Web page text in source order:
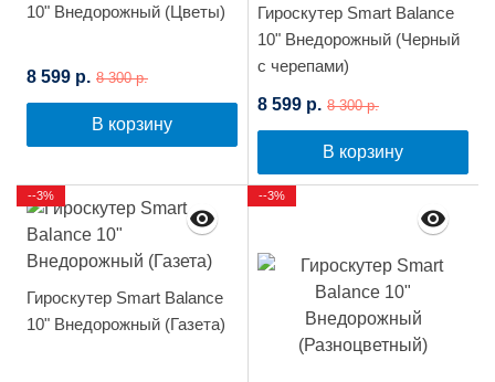
10" Внедорожный (Цветы)
8 599 р. 8 300 р.
В корзину
Гироскутер Smart Balance
10" Внедорожный (Черный
с черепами)
8 599 р. 8 300 р.
В корзину
Гироскутер Smart Balance
10" Внедорожный (Газета)
--3% --3%